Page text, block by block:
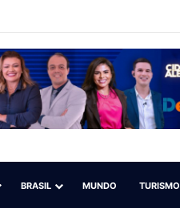
e mato alto
BRASIL MUNDO TURISMO